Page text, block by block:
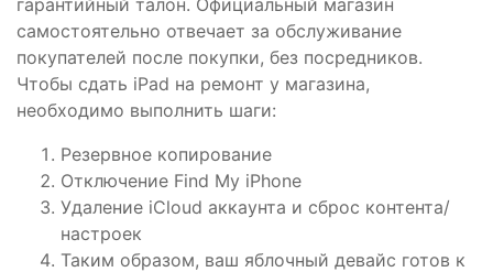
самостоятельно отвечает за обслуживание
покупателей после покупки, без посредников.
Чтобы сдать iPad на ремонт у магазина,
необходимо выполнить шаги:
Резервное копирование
Отключение Find My iPhone
Удаление iCloud аккаунта и сброс контента/
настроек
Таким образом, ваш яблочный девайс готов к